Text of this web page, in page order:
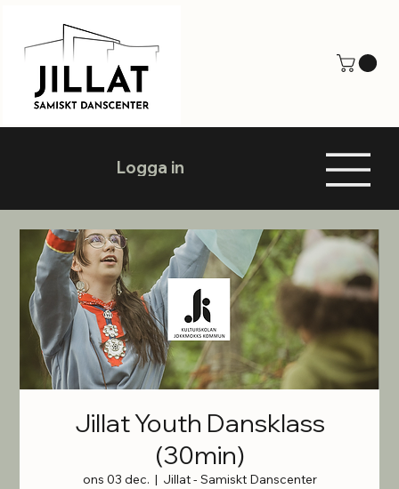
Jillat Youth Dansklass
(30min)
ons 03 dec.
  |
Jillat - Samiskt Danscenter
Logga in